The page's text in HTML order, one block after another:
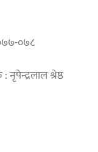
०७८
श्रेष्ठ